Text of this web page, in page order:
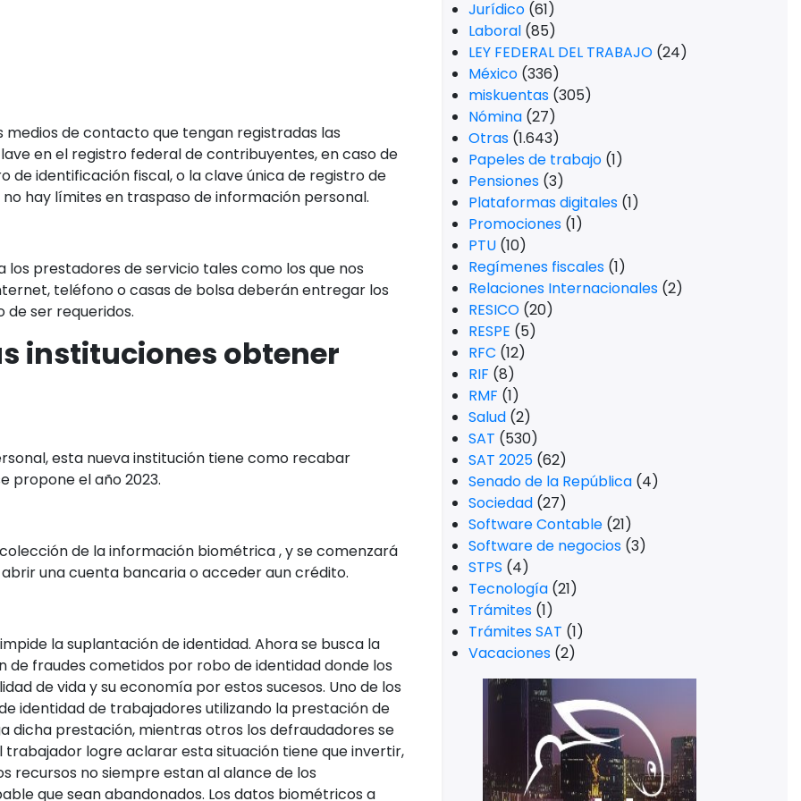
de contacto que tengan registradas las
en el registro federal de contribuyentes, en caso de
de identificación fiscal, o la clave única de registro de
hay límites en traspaso de información personal.
prestadores de servicio tales como los que nos
teléfono o casas de bolsa deberán entregar los
de ser requeridos.
instituciones obtener
esta nueva institución tiene como recabar
propone el año 2023.
de la información biométrica , y se comenzará
una cuenta bancaria o acceder aun crédito.
la suplantación de identidad. Ahora se busca la
fraudes cometidos por robo de identidad donde los
de vida y su economía por estos sucesos. Uno de los
identidad de trabajadores utilizando la prestación de
dicha prestación, mientras otros los defraudadores se
trabajador logre aclarar esta situación tiene que invertir,
recursos no siempre estan al alance de los
que sean abandonados. Los datos biométricos a
Jurídico (61)
Laboral (85)
LEY FEDERAL DEL TRABAJO (24)
México (336)
miskuentas (305)
Nómina (27)
Otras (1.643)
Papeles de trabajo (1)
Pensiones (3)
Plataformas digitales (1)
Promociones (1)
PTU (10)
Regímenes fiscales (1)
Relaciones Internacionales (2)
RESICO (20)
RESPE (5)
RFC (12)
RIF (8)
RMF (1)
Salud (2)
SAT (530)
SAT 2025 (62)
Senado de la República (4)
Sociedad (27)
Software Contable (21)
Software de negocios (3)
STPS (4)
Tecnología (21)
Trámites (1)
Trámites SAT (1)
Vacaciones (2)